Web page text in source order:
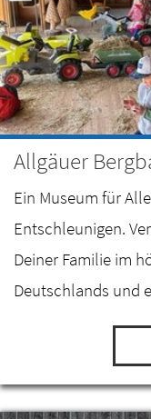
Allgäuer
Ein Museum für
Entschleunigen.
Deiner Familie im
Deutschlands und
Milch- und